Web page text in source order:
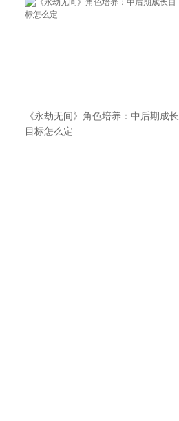
《永劫无间》角色培养：中后期成长
目标怎么定